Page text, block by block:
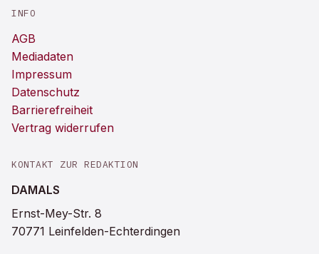
INFO
AGB
Mediadaten
Impressum
Datenschutz
Barrierefreiheit
Vertrag widerrufen
KONTAKT ZUR REDAKTION
DAMALS
Ernst-Mey-Str. 8
70771 Leinfelden-Echterdingen